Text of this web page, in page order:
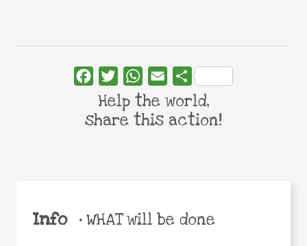
Info •WHAT will be done
FacebookTwitterWhatsApp
Email Share
Help the world,
share this action!